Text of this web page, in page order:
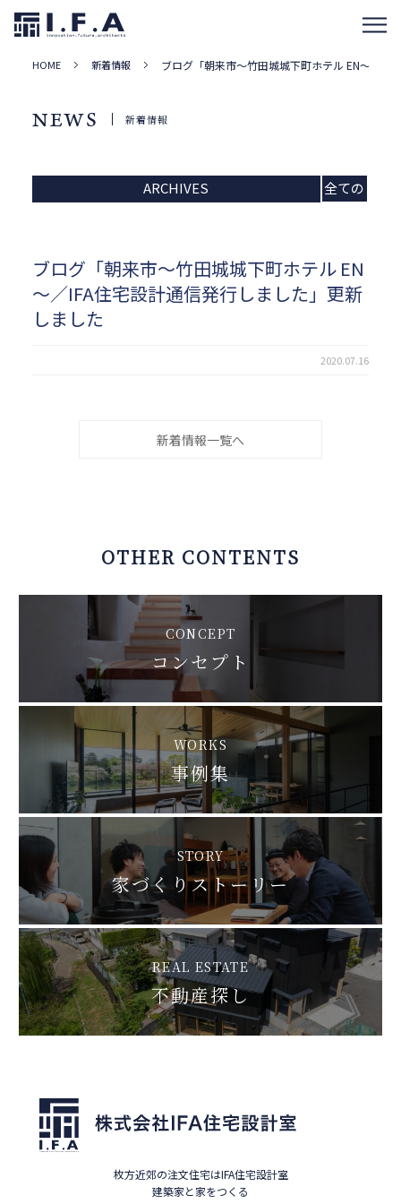
HOME 新着情報 ブログ「朝来市～竹田城城下町ホテル EN～／
NEWS 新着情報
ARCHIVES
全ての
ブログ「朝来市～竹田城城下町ホテル EN
～／IFA住宅設計通信発行しました」更新
しました
2020.07.16
新着情報一覧へ
OTHER CONTENTS
CONCEPT
コンセプト
WORKS
事例集
STORY
家づくりストーリー
REAL ESTATE
不動産探し
枚方近郊の注文住宅はIFA住宅設計室
建築家と家をつくる